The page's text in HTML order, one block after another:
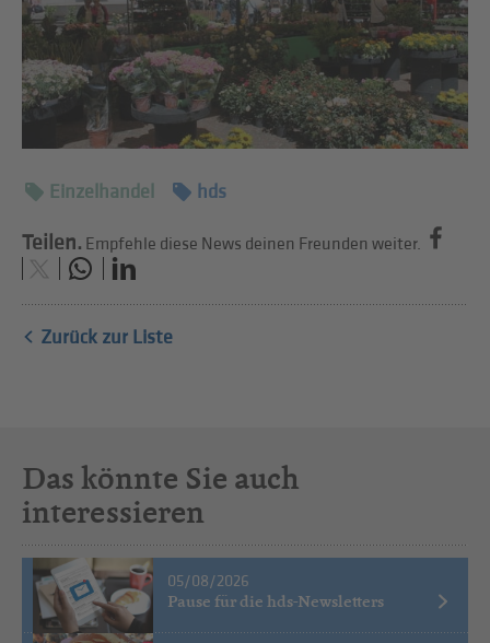
Einzelhandel hds
Teilen. Empfehle diese News deinen Freunden weiter.
Zurück zur Liste
Das könnte Sie auch
interessieren
05/08/2026
Pause für die hds-Newsletters